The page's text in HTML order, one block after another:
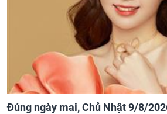
Đúng ngày mai, Chủ Nhật 9/8/